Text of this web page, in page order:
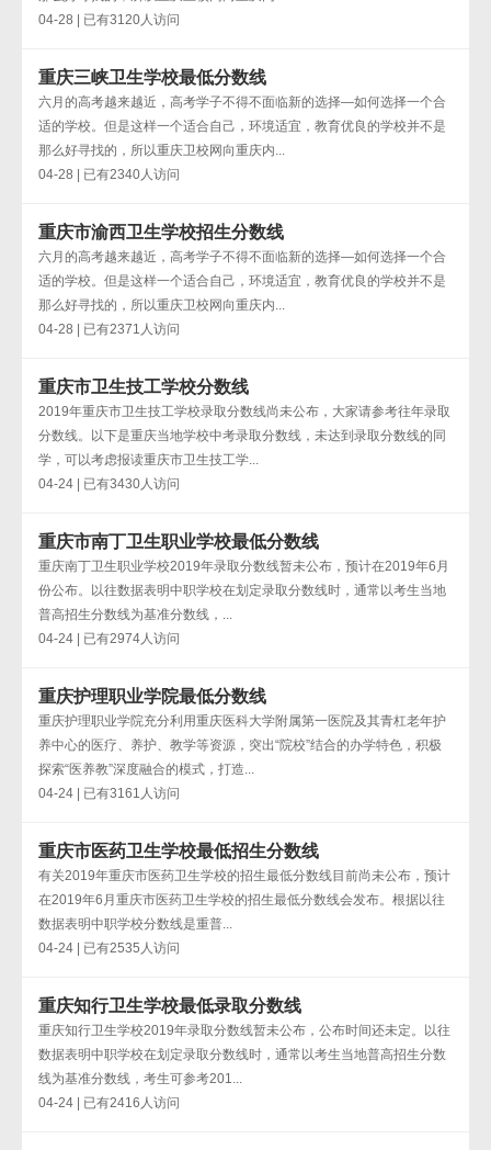
04-28 | 已有3120人访问
重庆三峡卫生学校最低分数线
六月的高考越来越近，高考学子不得不面临新的选择—如何选择一个合
适的学校。但是这样一个适合自己，环境适宜，教育优良的学校并不是
那么好寻找的，所以重庆卫校网向重庆内...
04-28 | 已有2340人访问
重庆市渝西卫生学校招生分数线
六月的高考越来越近，高考学子不得不面临新的选择—如何选择一个合
适的学校。但是这样一个适合自己，环境适宜，教育优良的学校并不是
那么好寻找的，所以重庆卫校网向重庆内...
04-28 | 已有2371人访问
重庆市卫生技工学校分数线
2019年重庆市卫生技工学校录取分数线尚未公布，大家请参考往年录取
分数线。以下是重庆当地学校中考录取分数线，未达到录取分数线的同
学，可以考虑报读重庆市卫生技工学...
04-24 | 已有3430人访问
重庆市南丁卫生职业学校最低分数线
重庆南丁卫生职业学校2019年录取分数线暂未公布，预计在2019年6月
份公布。以往数据表明中职学校在划定录取分数线时，通常以考生当地
普高招生分数线为基准分数线，...
04-24 | 已有2974人访问
重庆护理职业学院最低分数线
重庆护理职业学院充分利用重庆医科大学附属第一医院及其青杠老年护
养中心的医疗、养护、教学等资源，突出“院校”结合的办学特色，积极
探索“医养教”深度融合的模式，打造...
04-24 | 已有3161人访问
重庆市医药卫生学校最低招生分数线
有关2019年重庆市医药卫生学校的招生最低分数线目前尚未公布，预计
在2019年6月重庆市医药卫生学校的招生最低分数线会发布。根据以往
数据表明中职学校分数线是重普...
04-24 | 已有2535人访问
重庆知行卫生学校最低录取分数线
重庆知行卫生学校2019年录取分数线暂未公布，公布时间还未定。以往
数据表明中职学校在划定录取分数线时，通常以考生当地普高招生分数
线为基准分数线，考生可参考201...
04-24 | 已有2416人访问